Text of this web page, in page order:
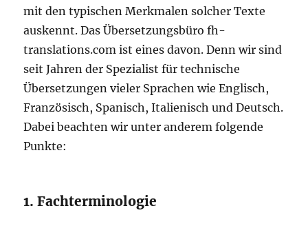
mit den typischen Merkmalen solcher Texte
auskennt. Das Übersetzungsbüro fh-
translations.com ist eines davon. Denn wir sind
seit Jahren der Spezialist für technische
Übersetzungen vieler Sprachen wie Englisch,
Französisch, Spanisch, Italienisch und Deutsch.
Dabei beachten wir unter anderem folgende
Punkte:
1. Fachterminologie